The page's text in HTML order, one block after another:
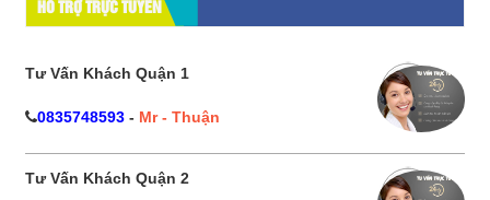
HỔ TRỢ TRỰC TUYẾN
Tư Vấn Khách Quận 1
0835748593 - Mr - Thuận
Tư Vấn Khách Quận 2